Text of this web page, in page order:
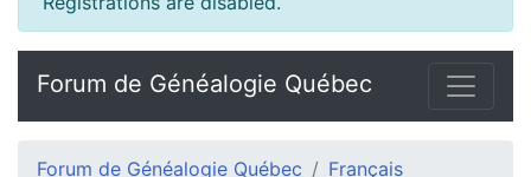
Forum de Généalogie Québec
Forum de Généalogie Québec
Français